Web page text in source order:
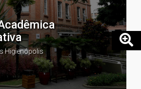
Higienópolis